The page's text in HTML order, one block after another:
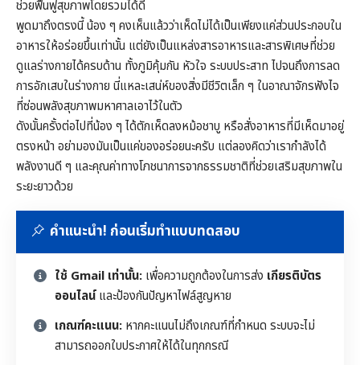
ช่วยฟื้นฟูสุขภาพโดยรวมได้ดี
พูดมาถึงตรงนี้ น้อง ๆ คงเห็นแล้วว่าเห็ดไม่ได้เป็นเพียงแค่ส่วนประกอบใน
อาหารให้อร่อยขึ้นเท่านั้น แต่ยังเป็นแหล่งสารอาหารและสารพิเศษที่ช่วย
ดูแลร่างกายได้ครบด้าน ทั้งภูมิคุ้มกัน หัวใจ ระบบประสาท ไปจนถึงการลด
การอักเสบในร่างกาย นี่แหละเสน่ห์ของสิ่งมีชีวิตเล็ก ๆ ในอาณาจักรฟังไจ
ที่ซ่อนพลังสุขภาพมหาศาลเอาไว้ในตัว
ดังนั้นครั้งต่อไปที่น้อง ๆ ได้ตักเห็ดลงหม้อชาบู หรือสั่งอาหารที่มีเห็ดมาอยู่
ตรงหน้า อย่ามองมันเป็นแค่ของอร่อยนะครับ แต่ลองคิดว่าเรากำลังได้
พลังงานดี ๆ และคุณค่าทางโภชนาการจากธรรมชาติที่ช่วยเสริมสุขภาพใน
ระยะยาวด้วย
คำแนะนำ! ก่อนเริ่มทำแบบทดสอบ
ใช้ Gmail เท่านั้น: เพื่อความถูกต้องในการส่ง เกียรติบัตร
ออนไลน์และป้องกันปัญหาไฟล์สูญหาย
เกณฑ์คะแนน: หากคะแนนไม่ถึงเกณฑ์ที่กำหนด ระบบจะไม่
สามารถออกใบประกาศให้ได้ในทุกกรณี